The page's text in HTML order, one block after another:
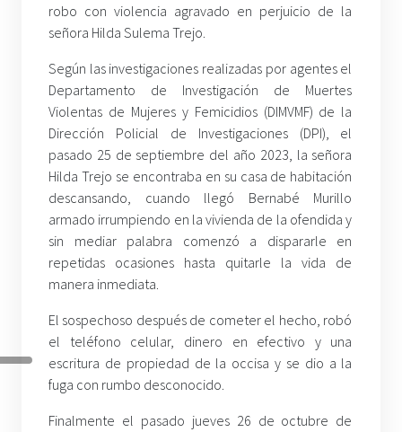
robo con violencia agravado en perjuicio de la
señora Hilda Sulema Trejo.
Según las investigaciones realizadas por agentes el
Departamento de Investigación de Muertes
Violentas de Mujeres y Femicidios (DIMVMF) de la
Dirección Policial de Investigaciones (DPI), el
pasado 25 de septiembre del año 2023, la señora
Hilda Trejo se encontraba en su casa de habitación
descansando, cuando llegó Bernabé Murillo
armado irrumpiendo en la vivienda de la ofendida y
sin mediar palabra comenzó a dispararle en
repetidas ocasiones hasta quitarle la vida de
manera inmediata.
El sospechoso después de cometer el hecho, robó
el teléfono celular, dinero en efectivo y una
escritura de propiedad de la occisa y se dio a la
fuga con rumbo desconocido.
Finalmente el pasado jueves 26 de octubre de